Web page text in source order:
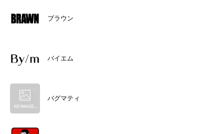
ブラウン
バイエム
バグマティ